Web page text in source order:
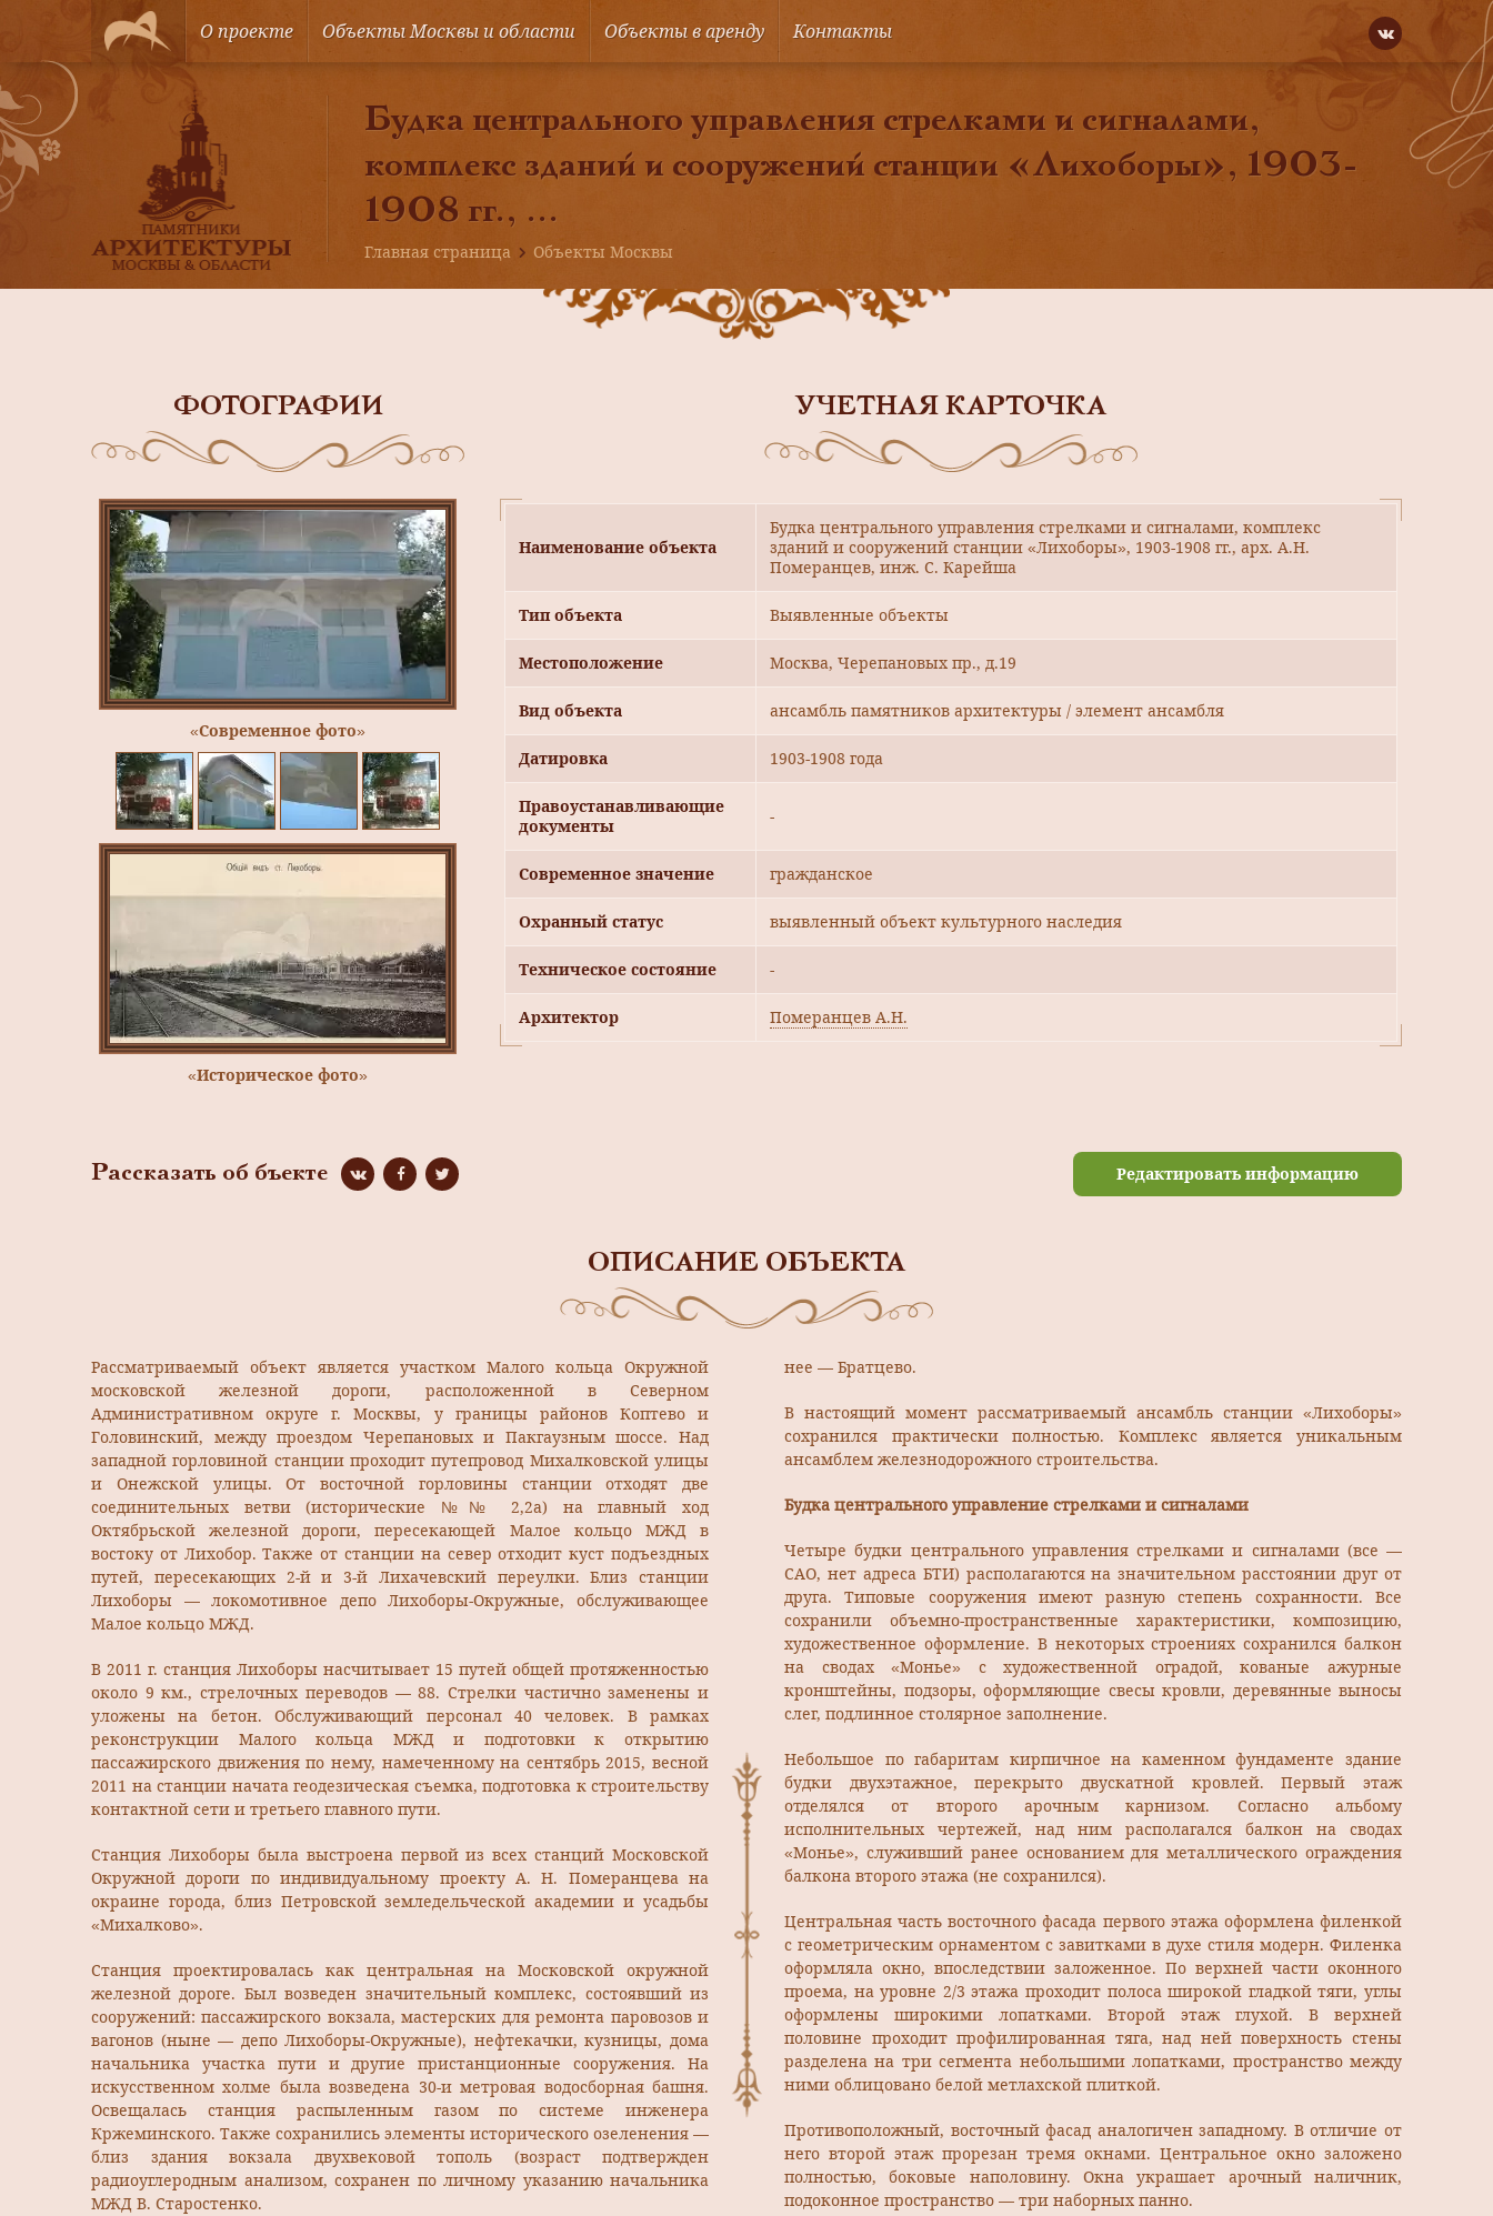
О проекте Объекты Москвы и области Объекты в аренду Контакты
Будка центрального управления стрелками и сигналами,
комплекс зданий и сооружений станции «Лихоборы», 1903-
1908 гг., ...
Главная страница Объекты Москвы
ФОТОГРАФИИ
«Современное фото»
«Историческое фото»
УЧЕТНАЯ КАРТОЧКА
Наименование объекта
Будка центрального управления стрелками и сигналами, комплекс
зданий и сооружений станции «Лихоборы», 1903-1908 гг., арх. А.Н.
Померанцев, инж. С. Карейша
Тип объекта Выявленные объекты
Местоположение Москва, Черепановых пр., д.19
Вид объекта ансамбль памятников архитектуры / элемент ансамбля
Датировка 1903-1908 года
Правоустанавливающие
документы
-
Современное значение гражданское
Охранный статус выявленный объект культурного наследия
Техническое состояние -
Архитектор Померанцев А.Н.
Рассказать об бъекте Редактировать информацию
ОПИСАНИЕ ОБЪЕКТА
Рассматриваемый объект является участком Малого кольца Окружной
московской железной дороги, расположенной в Северном
Административном округе г. Москвы, у границы районов Коптево и
Головинский, между проездом Черепановых и Пакгаузным шоссе. Над
западной горловиной станции проходит путепровод Михалковской улицы
и Онежской улицы. От восточной горловины станции отходят две
соединительных ветви (исторические №№ 2,2а) на главный ход
Октябрьской железной дороги, пересекающей Малое кольцо МЖД в
востоку от Лихобор. Также от станции на север отходит куст подъездных
путей, пересекающих 2-й и 3-й Лихачевский переулки. Близ станции
Лихоборы — локомотивное депо Лихоборы-Окружные, обслуживающее
Малое кольцо МЖД.
В 2011 г. станция Лихоборы насчитывает 15 путей общей протяженностью
около 9 км., стрелочных переводов — 88. Стрелки частично заменены и
уложены на бетон. Обслуживающий персонал 40 человек. В рамках
реконструкции Малого кольца МЖД и подготовки к открытию
пассажирского движения по нему, намеченному на сентябрь 2015, весной
2011 на станции начата геодезическая съемка, подготовка к строительству
контактной сети и третьего главного пути.
Станция Лихоборы была выстроена первой из всех станций Московской
Окружной дороги по индивидуальному проекту А. Н. Померанцева на
окраине города, близ Петровской земледельческой академии и усадьбы
«Михалково».
Станция проектировалась как центральная на Московской окружной
железной дороге. Был возведен значительный комплекс, состоявший из
сооружений: пассажирского вокзала, мастерских для ремонта паровозов и
вагонов (ныне — депо Лихоборы-Окружные), нефтекачки, кузницы, дома
начальника участка пути и другие пристанционные сооружения. На
искусственном холме была возведена 30-и метровая водосборная башня.
Освещалась станция распыленным газом по системе инженера
Кржеминского. Также сохранились элементы исторического озеленения —
близ здания вокзала двухвековой тополь (возраст подтвержден
радиоуглеродным анализом, сохранен по личному указанию начальника
МЖД В. Старостенко.
нее — Братцево.
В настоящий момент рассматриваемый ансамбль станции «Лихоборы»
сохранился практически полностью. Комплекс является уникальным
ансамблем железнодорожного строительства.
Будка центрального управление стрелками и сигналами
Четыре будки центрального управления стрелками и сигналами (все —
САО, нет адреса БТИ) располагаются на значительном расстоянии друг от
друга. Типовые сооружения имеют разную степень сохранности. Все
сохранили объемно-пространственные характеристики, композицию,
художественное оформление. В некоторых строениях сохранился балкон
на сводах «Монье» с художественной оградой, кованые ажурные
кронштейны, подзоры, оформляющие свесы кровли, деревянные выносы
слег, подлинное столярное заполнение.
Небольшое по габаритам кирпичное на каменном фундаменте здание
будки двухэтажное, перекрыто двускатной кровлей. Первый этаж
отделялся от второго арочным карнизом. Согласно альбому
исполнительных чертежей, над ним располагался балкон на сводах
«Монье», служивший ранее основанием для металлического ограждения
балкона второго этажа (не сохранился).
Центральная часть восточного фасада первого этажа оформлена филенкой
с геометрическим орнаментом с завитками в духе стиля модерн. Филенка
оформляла окно, впоследствии заложенное. По верхней части оконного
проема, на уровне 2/3 этажа проходит полоса широкой гладкой тяги, углы
оформлены широкими лопатками. Второй этаж глухой. В верхней
половине проходит профилированная тяга, над ней поверхность стены
разделена на три сегмента небольшими лопатками, пространство между
ними облицовано белой метлахской плиткой.
Противоположный, восточный фасад аналогичен западному. В отличие от
него второй этаж прорезан тремя окнами. Центральное окно заложено
полностью, боковые наполовину. Окна украшает арочный наличник,
подоконное пространство — три наборных панно.